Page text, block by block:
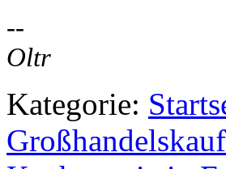
--
Oltr
Kategorie: